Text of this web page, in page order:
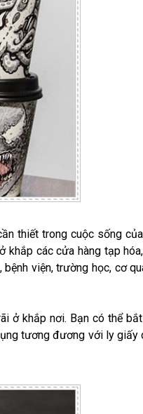
thiết trong cuộc sống
khắp các cửa hàng tạp
viện, trường học, cơ
ở khắp nơi. Bạn có thể
tương đương với ly giấy